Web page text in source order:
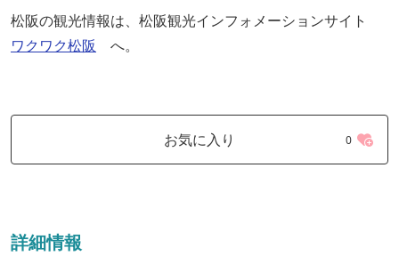
松阪の観光情報は、松阪観光インフォメーションサイト
ワクワク松阪 へ。
お気に入り 0
詳細情報